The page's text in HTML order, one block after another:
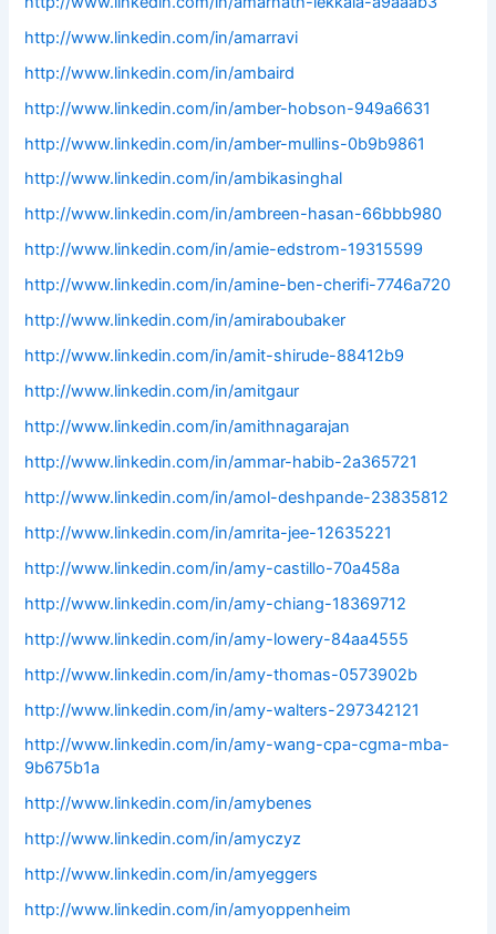
http://www.linkedin.com/in/amarravi
http://www.linkedin.com/in/ambaird
http://www.linkedin.com/in/amber-hobson-949a6631
http://www.linkedin.com/in/amber-mullins-0b9b9861
http://www.linkedin.com/in/ambikasinghal
http://www.linkedin.com/in/ambreen-hasan-66bbb980
http://www.linkedin.com/in/amie-edstrom-19315599
http://www.linkedin.com/in/amine-ben-cherifi-7746a720
http://www.linkedin.com/in/amiraboubaker
http://www.linkedin.com/in/amit-shirude-88412b9
http://www.linkedin.com/in/amitgaur
http://www.linkedin.com/in/amithnagarajan
http://www.linkedin.com/in/ammar-habib-2a365721
http://www.linkedin.com/in/amol-deshpande-23835812
http://www.linkedin.com/in/amrita-jee-12635221
http://www.linkedin.com/in/amy-castillo-70a458a
http://www.linkedin.com/in/amy-chiang-18369712
http://www.linkedin.com/in/amy-lowery-84aa4555
http://www.linkedin.com/in/amy-thomas-0573902b
http://www.linkedin.com/in/amy-walters-297342121
http://www.linkedin.com/in/amy-wang-cpa-cgma-mba-
9b675b1a
http://www.linkedin.com/in/amybenes
http://www.linkedin.com/in/amyczyz
http://www.linkedin.com/in/amyeggers
http://www.linkedin.com/in/amyoppenheim